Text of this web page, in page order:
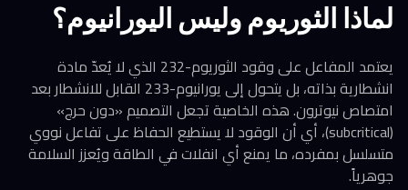
لماذا الثوريوم وليس اليورانيوم؟
يعتمد المفاعل على وقود الثوريوم-232 الذي لا يُعدّ مادة
انشطارية بذاته، بل يتحول إلى يورانيوم-233 القابل للانشطار بعد
امتصاص نيوترون. هذه الخاصية تجعل التصميم «دون حرج»
(subcritical)، أي أن الوقود لا يستطيع الحفاظ على تفاعل نووي
متسلسل بمفرده، ما يمنع أي انفلات في الطاقة ويُعزز السلامة
جوهرياً.